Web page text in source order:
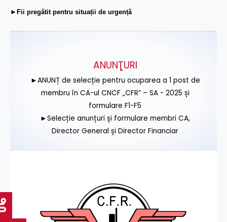
►Fii pregătit pentru situații de urgență
ANUNŢURI
►ANUNȚ de selecție pentru ocuparea a 1 post de
membru în CA-ul CNCF „CFR” – SA - 2025 și
formulare F1-F5
►Selecție anunțuri și formulare membri CA,
Director General și Director Financiar